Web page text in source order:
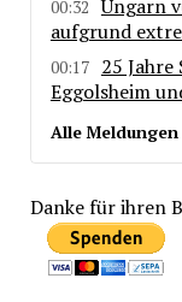
00:32
Ungarn
aufgrund
00:17
25
Eggolsheim
Alle
Danke für ihren